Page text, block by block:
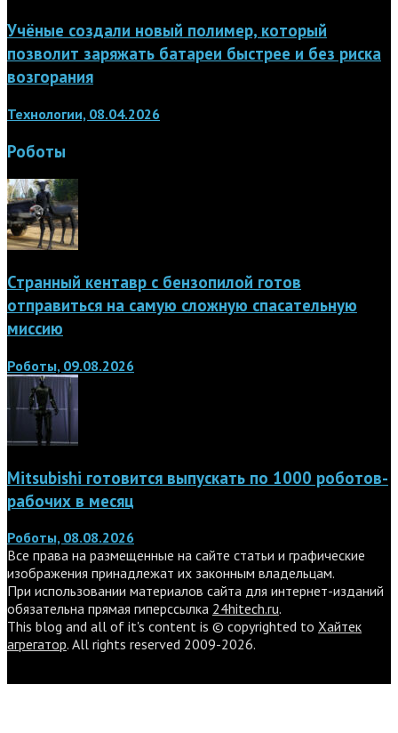
Учёные создали новый полимер, который
позволит заряжать батареи быстрее и без риска
возгорания
Технологии, 08.04.2026
Роботы
Странный кентавр с бензопилой готов
отправиться на самую сложную спасательную
миссию
Роботы, 09.08.2026
Mitsubishi готовится выпускать по 1000 роботов-
рабочих в месяц
Роботы, 08.08.2026
Все права на размещенные на сайте статьи и графические
изображения принадлежат их законным владельцам.
При использовании материалов сайта для интернет-изданий
обязательна прямая гиперссылка 24hitech.ru.
This blog and all of it's content is © copyrighted to Хайтек
агрегатор. All rights reserved 2009-2026.